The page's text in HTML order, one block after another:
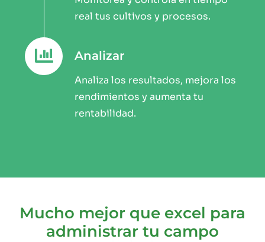
real tus cultivos y procesos.
Analizar
Analiza los resultados, mejora los
rendimientos y aumenta tu
rentabilidad.
Mucho mejor que excel para
administrar tu campo